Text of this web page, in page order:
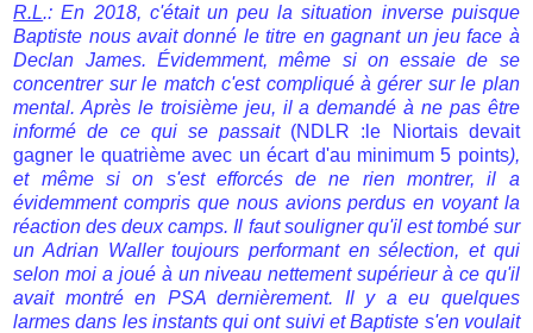
R.L.: En 2018, c'était un peu la situation inverse puisque
Baptiste nous avait donné le titre en gagnant un jeu face à
Declan James. Évidemment, même si on essaie de se
concentrer sur le match c'est compliqué à gérer sur le plan
mental. Après le troisième jeu, il a demandé à ne pas être
informé de ce qui se passait (NDLR :le Niortais devait
gagner le quatrième avec un écart d'au minimum 5 points),
et même si on s'est efforcés de ne rien montrer, il a
évidemment compris que nous avions perdus en voyant la
réaction des deux camps. Il faut souligner qu'il est tombé sur
un Adrian Waller toujours performant en sélection, et qui
selon moi a joué à un niveau nettement supérieur à ce qu'il
avait montré en PSA dernièrement. Il y a eu quelques
larmes dans les instants qui ont suivi et Baptiste s'en voulait